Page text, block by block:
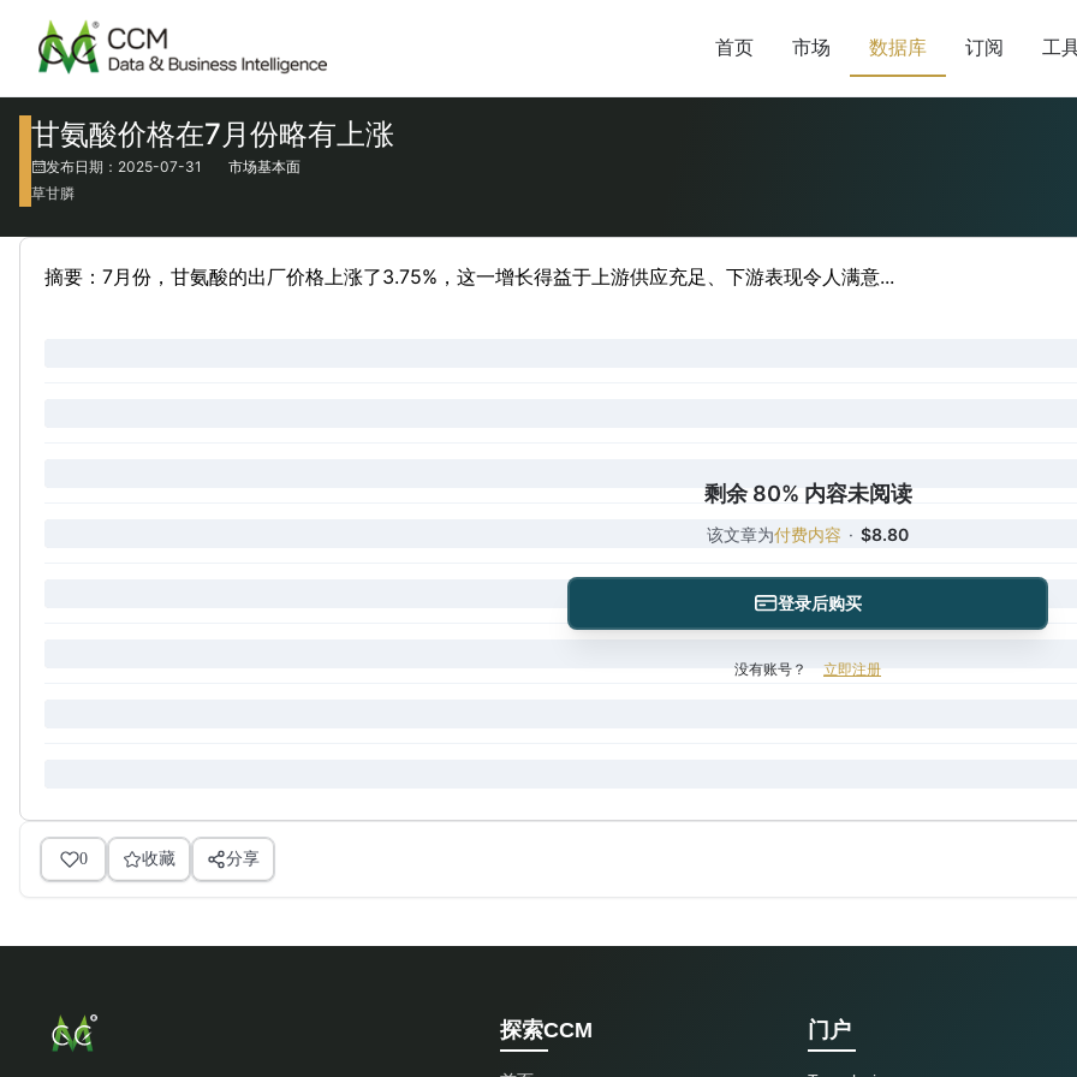
首页 市场 数据库 订阅 工
甘氨酸价格在7月份略有上涨
发布日期：2025-07-31
市场基本面
草甘膦
摘要：7月份，甘氨酸的出厂价格上涨了3.75%，这一增长得益于上游供应充足、下游表现令人满意...
剩余 80% 内容未阅读
该文章为付费内容 · $8.80
登录后购买
没有账号？ 立即注册
0 收藏 分享
探索CCM 门户